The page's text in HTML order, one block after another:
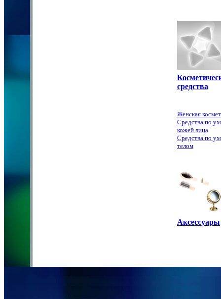
средства
Женская
Средства по
кожей лица
Средства по
телом
Аксессуары